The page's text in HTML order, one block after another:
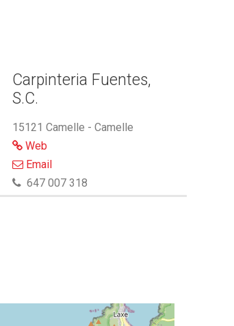
Carpinteria Fuentes,
S.C.
15121 Camelle - Camelle
Web
Email
647 007 318